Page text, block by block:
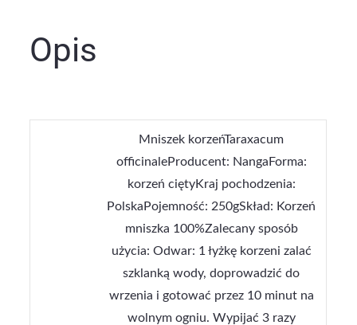
Opis
Mniszek korzeńTaraxacum
officinaleProducent: NangaForma:
korzeń ciętyKraj pochodzenia:
PolskaPojemność: 250gSkład: Korzeń
mniszka 100%Zalecany sposób
użycia: Odwar: 1 łyżkę korzeni zalać
szklanką wody, doprowadzić do
wrzenia i gotować przez 10 minut na
wolnym ogniu. Wypijać 3 razy